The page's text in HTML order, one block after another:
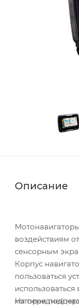
Описание
Мотонавигаторы -
воздействиям
Корпус
пользоваться
На передней